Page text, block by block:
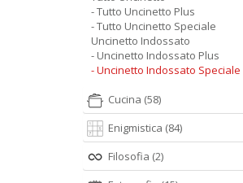
- Tutto Uncinetto Plus
- Tutto Uncinetto Speciale
Uncinetto Indossato
- Uncinetto Indossato Plus
- Uncinetto Indossato Speciale
Cucina (58)
Enigmistica (84)
Filosofia (2)